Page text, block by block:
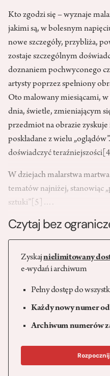
Kto zgodzi się – wyznaje
jakimi są, w bolesnym
nowe szczegóły, przybliża,
zostaje szczególnym
doznaniem pochwyconego
artysty poprzez spełniony
Oto malowany miesiącami,
dnia, świetle, zmieniającym
przedmiot na obrazie
poskładane z wielu
doświadczyć teraźniejszości [4]
W dziejach malarstwa
tematów najniżej, stanowiąc
sztuki” [5] ….
Czytaj bez
Zyskajnielimitowany
e-wydań i archiwum
Pełny dostęp do
Każdy nowy numer
Archiwum numerów